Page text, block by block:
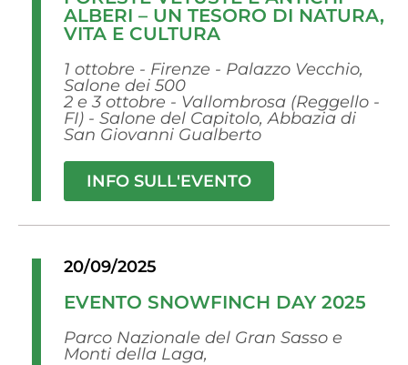
ALBERI – UN TESORO DI NATURA,
VITA E CULTURA
1 ottobre - Firenze - Palazzo Vecchio,
Salone dei 500
2 e 3 ottobre - Vallombrosa (Reggello -
FI) - Salone del Capitolo, Abbazia di
San Giovanni Gualberto
INFO SULL'EVENTO
20/09/2025
EVENTO SNOWFINCH DAY 2025
Parco Nazionale del Gran Sasso e
Monti della Laga,